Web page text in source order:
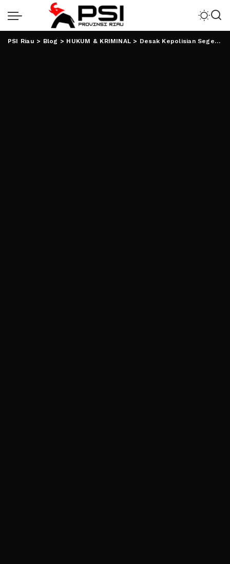
PSI Riau > Blog > HUKUM & KRIMINAL > Desak Kepolisian Segera Tangkap Pelaku Teror Ketua Ansor Lampung